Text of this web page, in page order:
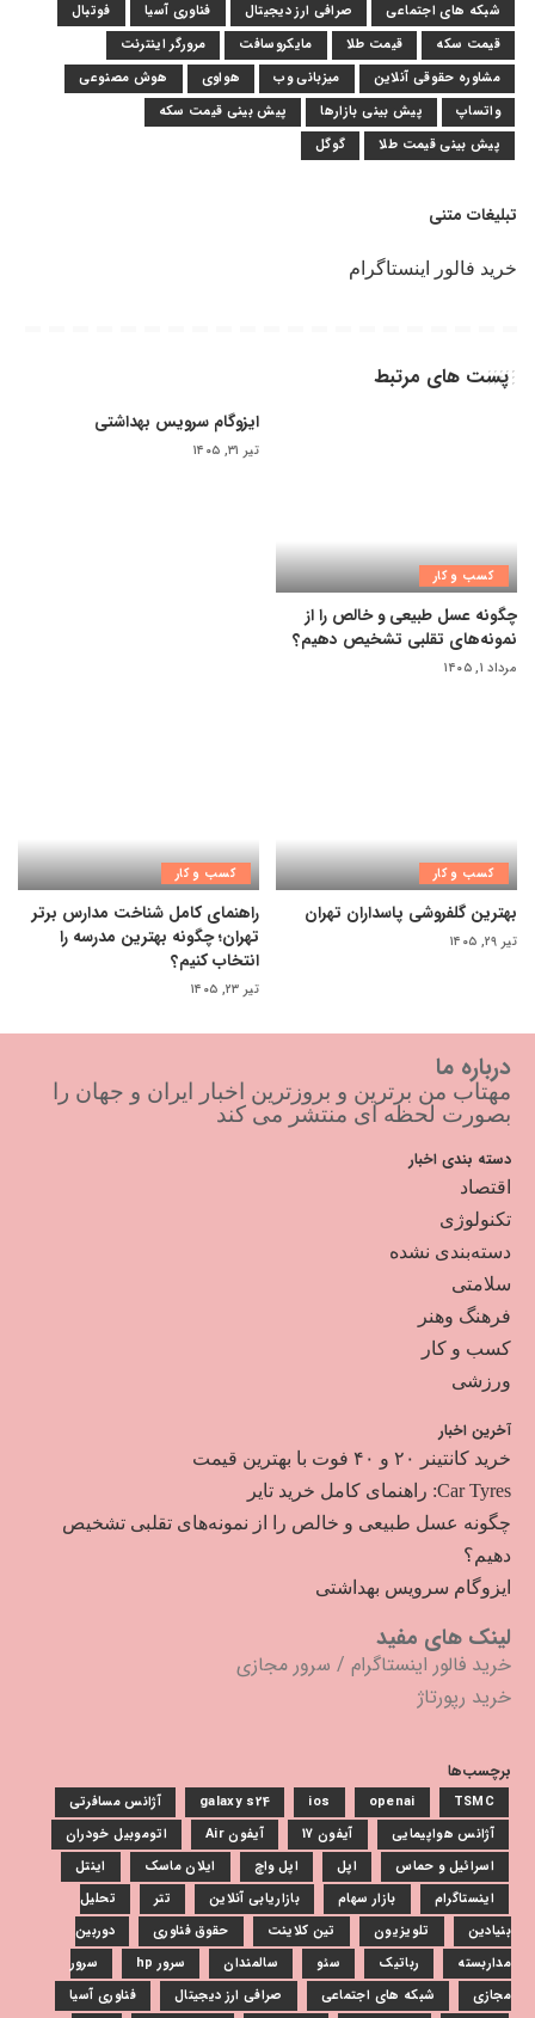
شبکه های اجتماعی
صرافی ارز دیجیتال فناوری آسیا
فوتبال
قیمت سکه
قیمت طلا مایکروسافت
مرورگر اینترنت
مشاوره حقوقی آنلاین
میزبانی وب هواوی
هوش مصنوعی
واتساپ
پیش بینی بازارها
پیش بینی قیمت سکه
پیش بینی قیمت طلا
گوگل
تبلیغات متنی
خرید فالور اینستاگرام
پست های مرتبط
کسب و کار
چگونه عسل طبیعی و خالص را از
نمونه‌های تقلبی تشخیص دهیم؟
مرداد ۱, ۱۴۰۵
ایزوگام سرویس بهداشتی
تیر ۳۱, ۱۴۰۵
کسب و کار
بهترین گلفروشی پاسداران تهران
تیر ۲۹, ۱۴۰۵
کسب و کار
راهنمای کامل شناخت مدارس برتر
تهران؛ چگونه بهترین مدرسه را
انتخاب کنیم؟
تیر ۲۳, ۱۴۰۵
درباره ما
مهتاب من برترین و بروزترین اخبار ایران و جهان را
بصورت لحظه ای منتشر می کند
دسته بندی اخبار
اقتصاد
تکنولوژی
دسته‌بندی نشده
سلامتی
فرهنگ وهنر
کسب و کار
ورزشی
آخرین اخبار
خرید کانتینر ۲۰ و ۴۰ فوت با بهترین قیمت
Car Tyres: راهنمای کامل خرید تایر
چگونه عسل طبیعی و خالص را از نمونه‌های تقلبی تشخیص
دهیم؟
ایزوگام سرویس بهداشتی
لینک های مفید
خرید فالور اینستاگرام / سرور مجازی
خرید رپورتاژ
برچسب‌ها
galaxy s24 ios openai TSMC
آژانس مسافرتی
آژانس هواپیمایی
آیفون 17 آیفون Air
اتوموبیل خودران
اسرائیل و حماس
اپل اپل واچ ایلان ماسک
اینتل
اینستاگرام
بازار سهام بازاریابی آنلاین تتر
تحلیل
بنیادین
تلویزیون تین کلاینت حقوق فناوری
دوربین
مداربسته
رباتیک سئو سالمندان سرور hp
سرور
مجازی
شبکه های اجتماعی صرافی ارز دیجیتال فناوری آسیا